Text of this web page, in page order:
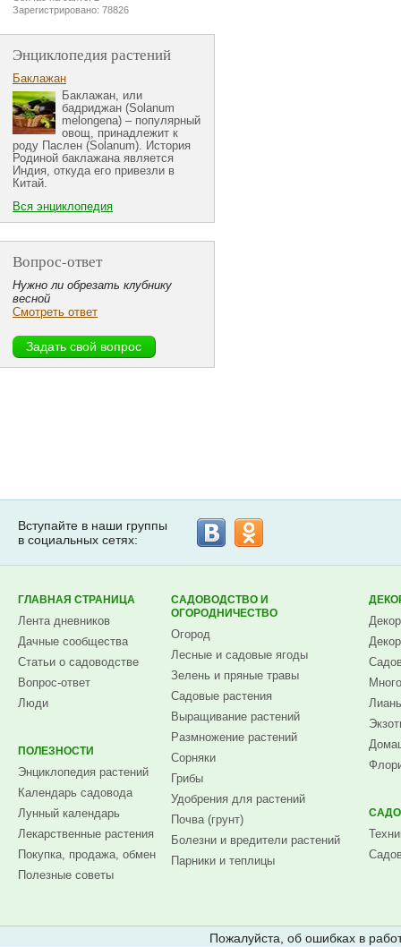
Зарегистрировано: 78826
Энциклопедия растений
Баклажан
Баклажан, или
бадриджан (Solanum
melongena) – популярный
овощ, принадлежит к
роду Паслен (Solanum). История
Родиной баклажана является
Индия, откуда его привезли в
Китай.
Вся энциклопедия
Вопрос-ответ
Нужно ли обрезать клубнику
весной
Смотреть ответ
Вступайте в наши группы
в социальных сетях:
ГЛАВНАЯ СТРАНИЦА
Лента дневников
Дачные сообщества
Статьи о садоводстве
Вопрос-ответ
Люди
ПОЛЕЗНОСТИ
Энциклопедия растений
Календарь садовода
Лунный календарь
Лекарственные растения
Покупка, продажа, обмен
Полезные советы
САДОВОДСТВО И
ОГОРОДНИЧЕСТВО
Огород
Лесные и садовые ягоды
Зелень и пряные травы
Садовые растения
Выращивание растений
Размножение растений
Сорняки
Грибы
Удобрения для растений
Почва (грунт)
Болезни и вредители растений
Парники и теплицы
Пожалуйста, об ошибках в